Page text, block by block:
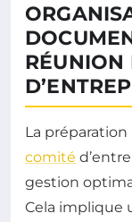
RÉUNION
La
comité
gestion
Cela implique